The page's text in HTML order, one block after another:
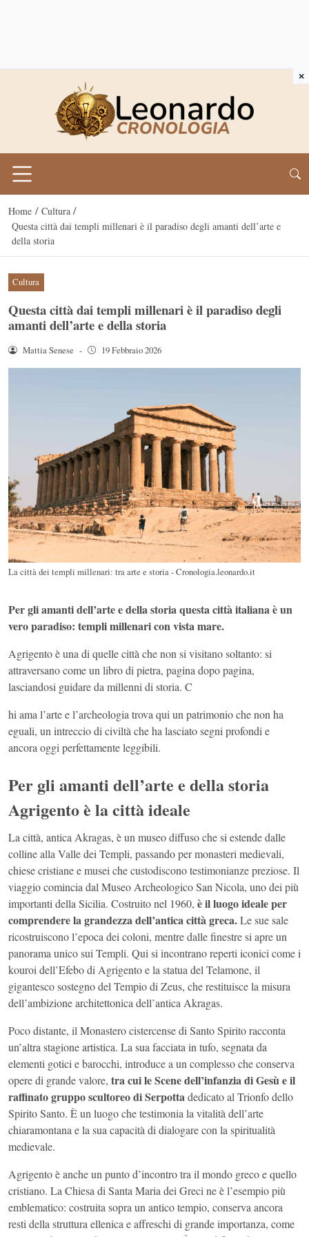
Home / Cultura /
Questa città dai templi millenari è il paradiso degli amanti dell’arte e
della storia
Cultura
Questa città dai templi millenari è il paradiso degli
amanti dell’arte e della storia
Mattia Senese - 19 Febbraio 2026
La città dei templi millenari: tra arte e storia - Cronologia.leonardo.it
Per gli amanti dell’arte e della storia questa città italiana è un
vero paradiso: templi millenari con vista mare.
Agrigento è una di quelle città che non si visitano soltanto: si
attraversano come un libro di pietra, pagina dopo pagina,
lasciandosi guidare da millenni di storia. C
hi ama l’arte e l’archeologia trova qui un patrimonio che non ha
eguali, un intreccio di civiltà che ha lasciato segni profondi e
ancora oggi perfettamente leggibili.
Per gli amanti dell’arte e della storia
Agrigento è la città ideale
La città, antica Akragas, è un museo diffuso che si estende dalle
colline alla Valle dei Templi, passando per monasteri medievali,
chiese cristiane e musei che custodiscono testimonianze preziose. Il
viaggio comincia dal Museo Archeologico San Nicola, uno dei più
importanti della Sicilia. Costruito nel 1960, è il luogo ideale per
comprendere la grandezza dell’antica città greca.Le sue sale
ricostruiscono l’epoca dei coloni, mentre dalle finestre si apre un
panorama unico sui Templi. Qui si incontrano reperti iconici come i
kouroi dell’Efebo di Agrigento e la statua del Telamone, il
gigantesco sostegno del Tempio di Zeus, che restituisce la misura
dell’ambizione architettonica dell’antica Akragas.
Poco distante, il Monastero cistercense di Santo Spirito racconta
un’altra stagione artistica. La sua facciata in tufo, segnata da
elementi gotici e barocchi, introduce a un complesso che conserva
opere di grande valore, tra cui le Scene dell’infanzia di Gesù e il
raffinato gruppo scultoreo di Serpottadedicato al Trionfo dello
Spirito Santo. È un luogo che testimonia la vitalità dell’arte
chiaramontana e la sua capacità di dialogare con la spiritualità
medievale.
Agrigento è anche un punto d’incontro tra il mondo greco e quello
cristiano. La Chiesa di Santa Maria dei Greci ne è l’esempio più
emblematico: costruita sopra un antico tempio, conserva ancora
resti della struttura ellenica e affreschi di grande importanza, come
×